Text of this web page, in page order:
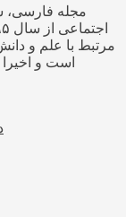
مجله فارسی،
مرتبط با علم و
است و